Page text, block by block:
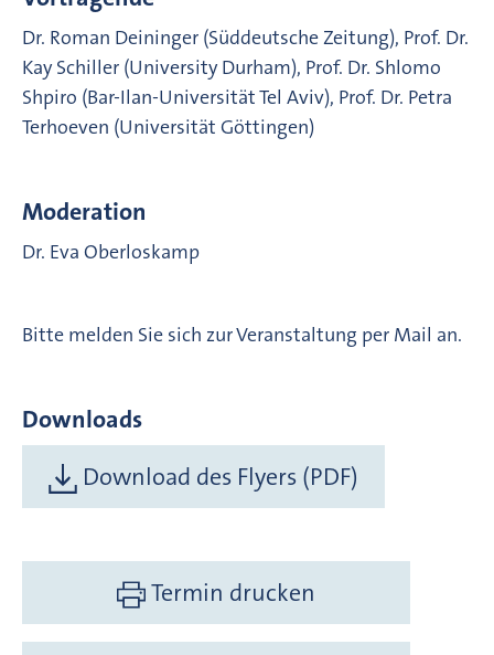
Dr. Roman Deininger (Süddeutsche Zeitung), Prof. Dr.
Kay Schiller (University Durham), Prof. Dr. Shlomo
Shpiro (Bar-Ilan-Universität Tel Aviv), Prof. Dr. Petra
Terhoeven (Universität Göttingen)
Moderation
Dr. Eva Oberloskamp
Bitte melden Sie sich zur Veranstaltung per Mail an.
Downloads
Download des Flyers (PDF)
Termin drucken